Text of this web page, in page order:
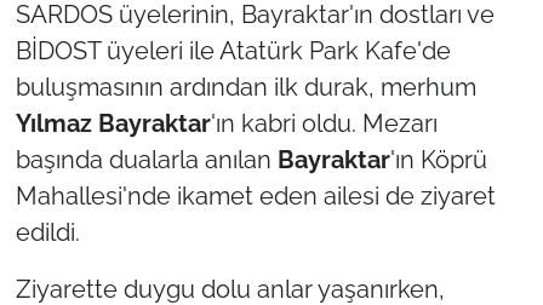
SARDOS üyelerinin, Bayraktar'ın dostları ve
BİDOST üyeleri ile Atatürk Park Kafe'de
buluşmasının ardından ilk durak, merhum
Yılmaz Bayraktar'ın kabri oldu. Mezarı
başında dualarla anılan Bayraktar'ın Köprü
Mahallesi'nde ikamet eden ailesi de ziyaret
edildi.
Ziyarette duygu dolu anlar yaşanırken,
Politika
Flaş Haber
Dış Haberler
Magazin